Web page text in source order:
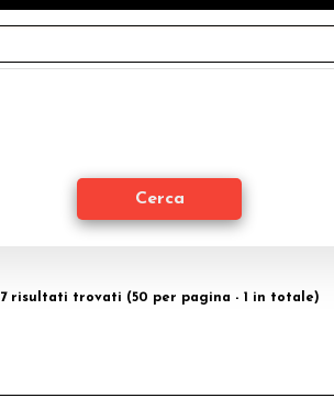
7 risultati trovati (50 per pagina - 1 in totale)